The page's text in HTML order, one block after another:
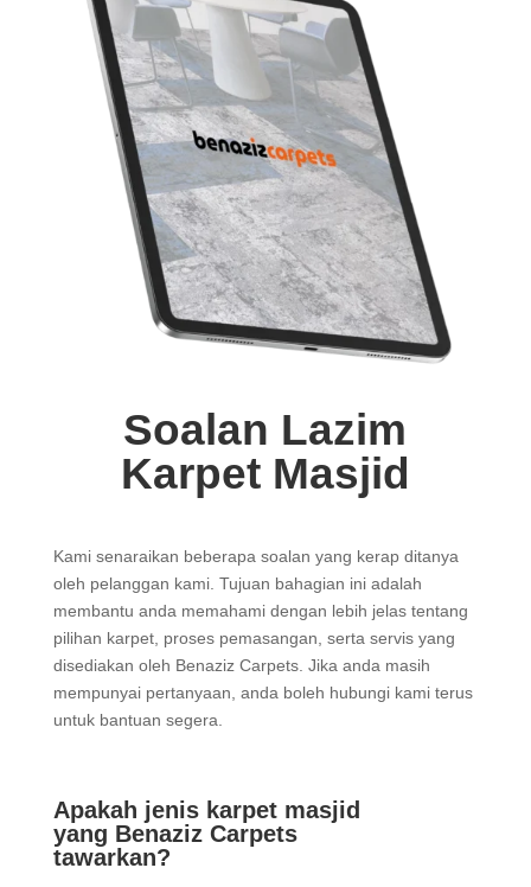
Soalan Lazim
Karpet Masjid
Kami senaraikan beberapa soalan yang kerap ditanya
oleh pelanggan kami. Tujuan bahagian ini adalah
membantu anda memahami dengan lebih jelas tentang
pilihan karpet, proses pemasangan, serta servis yang
disediakan oleh Benaziz Carpets. Jika anda masih
mempunyai pertanyaan, anda boleh hubungi kami terus
untuk bantuan segera.
Apakah jenis karpet masjid
yang Benaziz Carpets
tawarkan?